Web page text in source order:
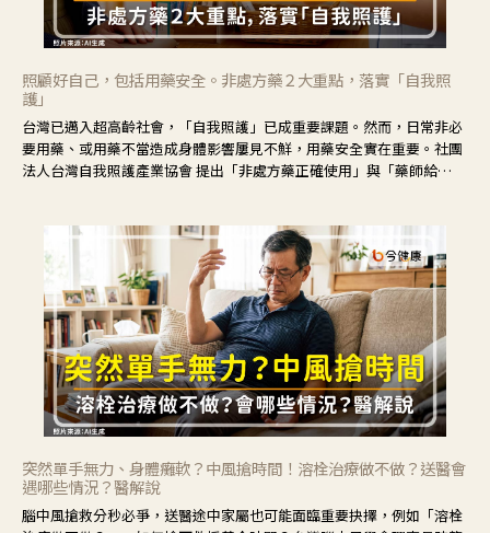
照顧好自己，包括用藥安全。非處方藥２大重點，落實「自我照
護」
台灣已邁入超高齡社會，「自我照護」已成重要課題。然而，日常非必
要用藥、或用藥不當造成身體影響屢見不鮮，用藥安全實在重要。社團
法人台灣自我照護產業協會 提出「非處方藥正確使用」與「藥師給
突然單手無力、身體癱軟？中風搶時間！溶栓治療做不做？送醫會
遇哪些情況？醫解說
腦中風搶救分秒必爭，送醫途中家屬也可能面臨重要抉擇，例如「溶栓